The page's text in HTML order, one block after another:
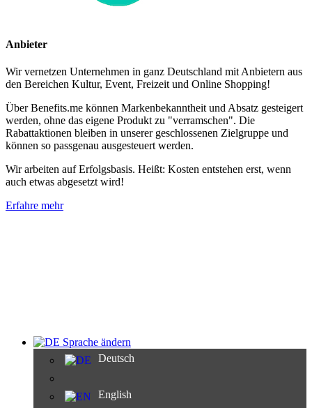
Anbieter
Wir vernetzen Unternehmen in ganz Deutschland mit Anbietern aus
den Bereichen Kultur, Event, Freizeit und Online Shopping!
Über Benefits.me können Markenbekanntheit und Absatz gesteigert
werden, ohne das eigene Produkt zu "verramschen". Die
Rabattaktionen bleiben in unserer geschlossenen Zielgruppe und
können so passgenau ausgesteuert werden.
Wir arbeiten auf Erfolgsbasis. Heißt: Kosten entstehen erst, wenn
auch etwas abgesetzt wird!
Erfahre mehr
Sprache ändern
Deutsch
English